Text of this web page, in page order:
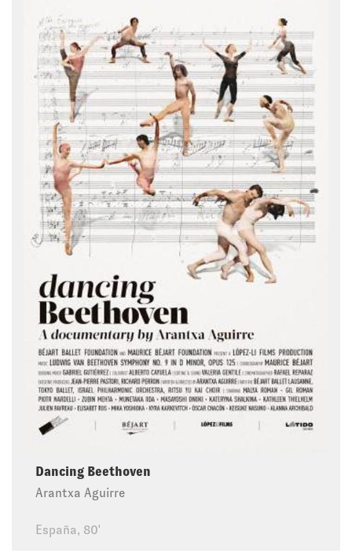
Dancing Beethoven
Arantxa Aguirre
España, 80'